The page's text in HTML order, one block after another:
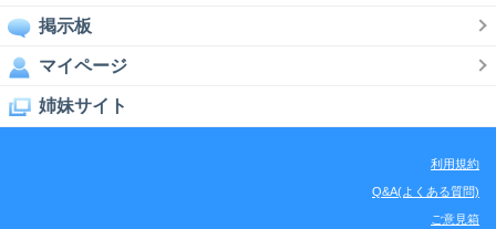
掲示板
マイページ
姉妹サイト
利用規約
Q&A(よくある質問)
ご意見箱